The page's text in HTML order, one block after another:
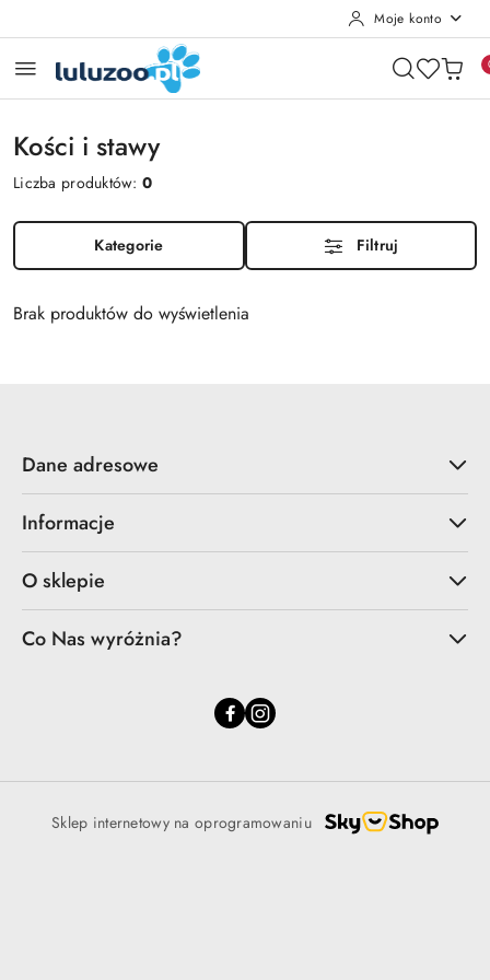
Moje konto
Kości i stawy
Liczba produktów:0
Kategorie Filtruj
Brak produktów do wyświetlenia
Dane adresowe
Informacje
O sklepie
Co Nas wyróżnia?
Sklep internetowy na oprogramowaniu